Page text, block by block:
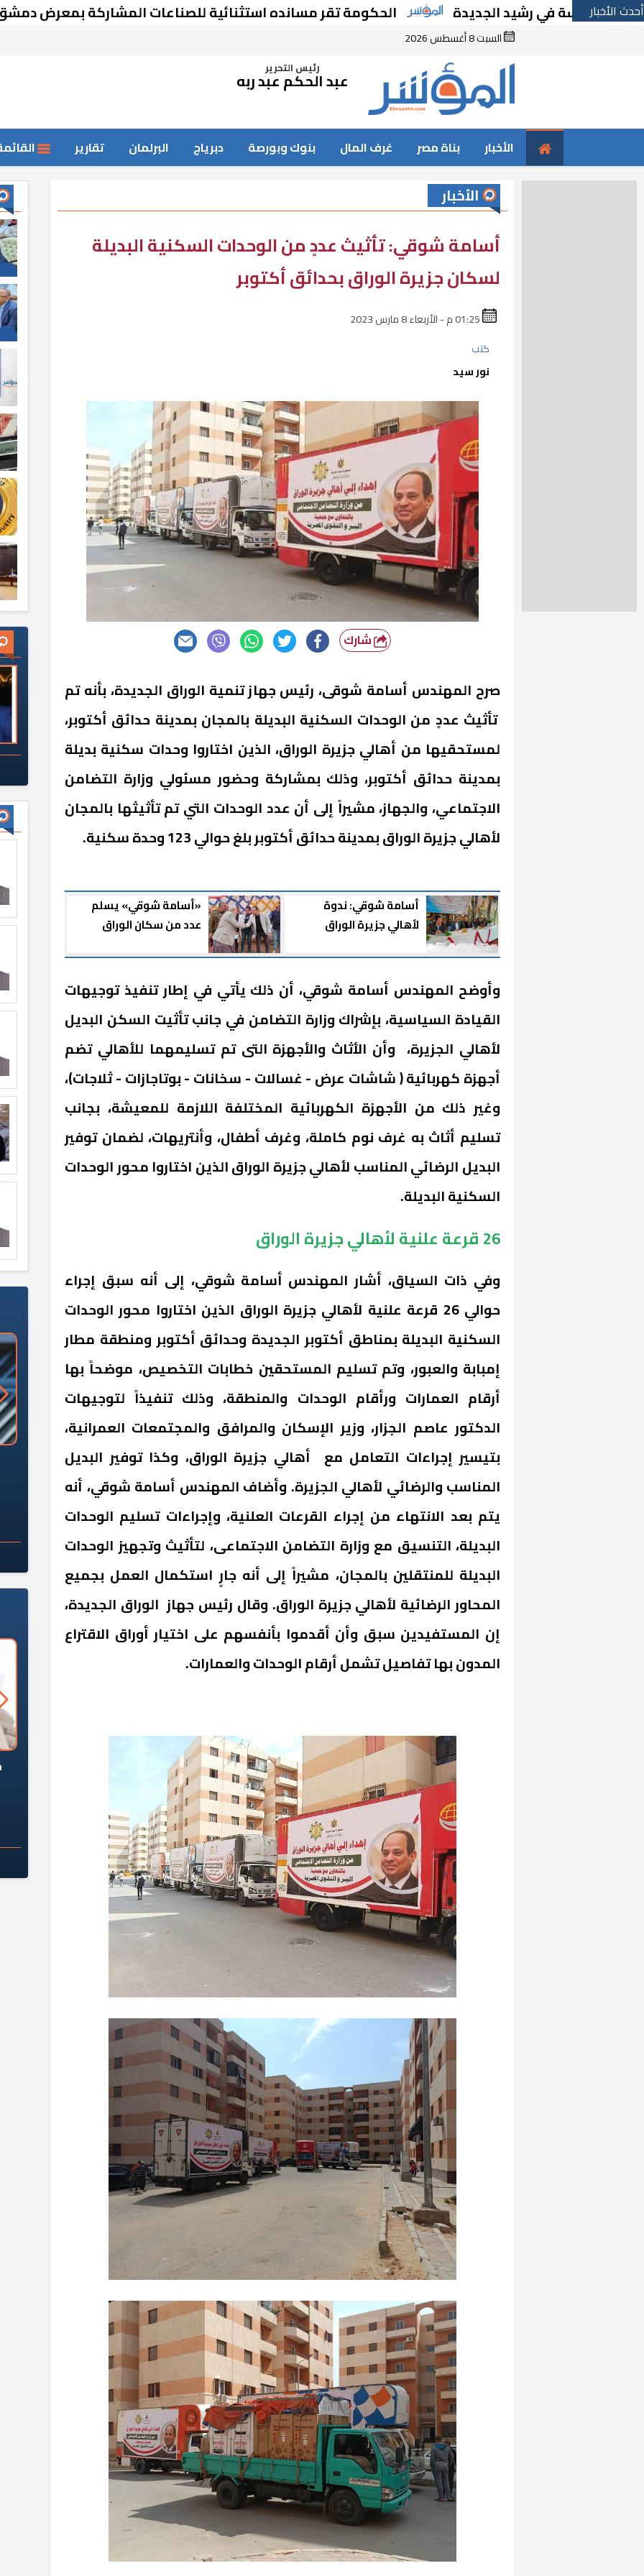
أحدث الأخبارفي رشيد الجديدة الحكومة تقر مسانده استثنائية للصناعات المشاركة بمعرض دمشق
السبت 8 أغسطس 2026
رئيس التحرير
عبد الحكم عبد ربه
الأخبار بناة مصر غرف المال بنوك وبورصة دبرياج البرلمان تقارير
الأخبار
أسامة شوقي: تأثيث عددٍ من الوحدات السكنية البديلة
لسكان جزيرة الوراق بحدائق أكتوبر
كتب
نور سيد
شارك
صرح المهندس أسامة شوقى، رئيس جهاز تنمية الوراق الجديدة، بأنه تم
تأثيث عددٍ من الوحدات السكنية البديلة بالمجان بمدينة حدائق أكتوبر،
لمستحقيها من أهالي جزيرة الوراق، الذين اختاروا وحدات سكنية بديلة
بمدينة حدائق أكتوبر، وذلك بمشاركة وحضور مسئولي وزارة التضامن
الاجتماعي، والجهاز، مشيراً إلى أن عدد الوحدات التي تم تأثيثها بالمجان
لأهالي جزيرة الوراق بمدينة حدائق أكتوبر بلغ حوالي 123 وحدة سكنية.
أسامة شوقي: ندوة
لأهالي جزيرة الوراق
وخدمات المدينة
«أسامة شوقي» يسلم
عدد من سكان الوراق
أكتوبر
وأوضح المهندس أسامة شوقي، أن ذلك يأتي في إطار تنفيذ توجيهات
القيادة السياسية، بإشراك وزارة التضامن في جانب تأثيت السكن البديل
لأهالي الجزيرة، وأن الأثاث والأجهزة التى تم تسليمهما للأهالي تضم
أجهزة كهربائية ( شاشات عرض - غسالات - سخانات - بوتاجازات - ثلاجات)،
وغير ذلك من الأجهزة الكهربائية المختلفة اللازمة للمعيشة، بجانب
تسليم أثاث به غرف نوم كاملة، وغرف أطفال، وأنتريهات، لضمان توفير
البديل الرضائي المناسب لأهالي جزيرة الوراق الذين اختاروا محور الوحدات
السكنية البديلة.
26 قرعة علنية لأهالي جزيرة الوراق
وفي ذات السياق، أشار المهندس أسامة شوقي، إلى أنه سبق إجراء
حوالي 26 قرعة علنية لأهالي جزيرة الوراق الذين اختاروا محور الوحدات
السكنية البديلة بمناطق أكتوبر الجديدة وحدائق أكتوبر ومنطقة مطار
إمبابة والعبور، وتم تسليم المستحقين خطابات التخصيص، موضحاً بها
أرقام العمارات ورأقام الوحدات والمنطقة، وذلك تنفيذاً لتوجيهات
الدكتور عاصم الجزار، وزير الإسكان والمرافق والمجتمعات العمرانية،
بتيسير إجراءات التعامل مع أهالي جزيرة الوراق، وكذا توفير البديل
المناسب والرضائي لأهالي الجزيرة. وأضاف المهندس أسامة شوقي، أنه
يتم بعد الانتهاء من إجراء القرعات العلنية، وإجراءات تسليم الوحدات
البديلة، التنسيق مع وزارة التضامن الاجتماعى، لتأثيث وتجهيز الوحدات
البديلة للمنتقلين بالمجان، مشيراً إلى أنه جارٍ استكمال العمل بجميع
المحاور الرضائية لأهالي جزيرة الوراق. وقال رئيس جهاز الوراق الجديدة،
إن المستفيدين سبق وأن أقدموا بأنفسهم على اختيار أوراق الاقتراع
المدون بها تفاصيل تشمل أرقام الوحدات والعمارات.
«وزارة الآثار»: العُثور على 10 توابيت
خشبية بفناء مقبرة "باكي"
سلامة الغذاء: 285 ألف طن صادرات
غذائية في أسبوع
«المؤشر» يطرح السؤال الصعب: هل
كان اختيار خريج معهد العاشر من
رمضان وزيرًا للإسكان قرارًا صائبًا؟
لماذا تخالف الشركات العقارية
تعليمات الرئيس السيسي؟